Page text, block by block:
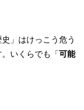
」はけっこう危う
いくらでも「 可能